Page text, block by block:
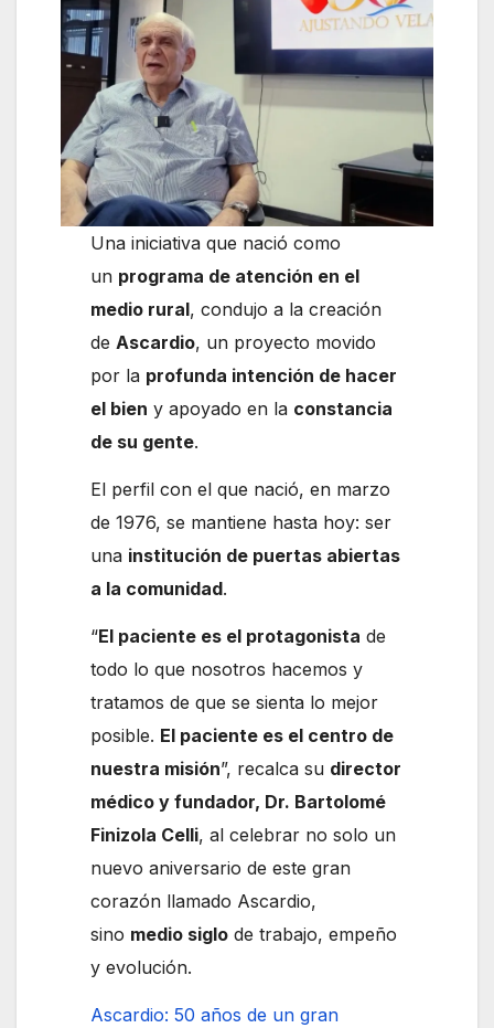
Una iniciativa que nació como
un programa de atención en el
medio rural, condujo a la creación
deAscardio, un proyecto movido
por la profunda intención de hacer
el bien y apoyado en la constancia
de su gente.
El perfil con el que nació, en marzo
de 1976, se mantiene hasta hoy: ser
una institución de puertas abiertas
a la comunidad.
“El paciente es el protagonista de
todo lo que nosotros hacemos y
tratamos de que se sienta lo mejor
posible. El paciente es el centro de
nuestra misión”, recalca su director
médico y fundador, Dr. Bartolomé
Finizola Celli, al celebrar no solo un
nuevo aniversario de este gran
corazón llamado Ascardio,
sino medio siglo de trabajo, empeño
y evolución.
Ascardio: 50 años de un gran